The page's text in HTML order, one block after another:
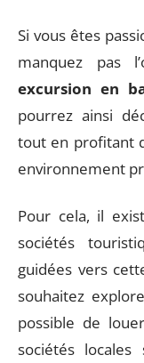
Si vous êtes
manquez pas
excursion en
pourrez ainsi
tout en profitant
environnement
Pour cela, il
sociétés
guidées vers
souhaitez
possible de
sociétés locales